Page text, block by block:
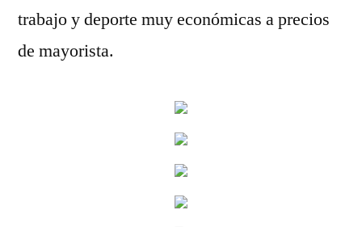
trabajo y deporte muy económicas a precios
de mayorista.